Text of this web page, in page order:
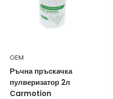
OEM
Ръчна пръскачка
пулверизатор 2л
Carmotion